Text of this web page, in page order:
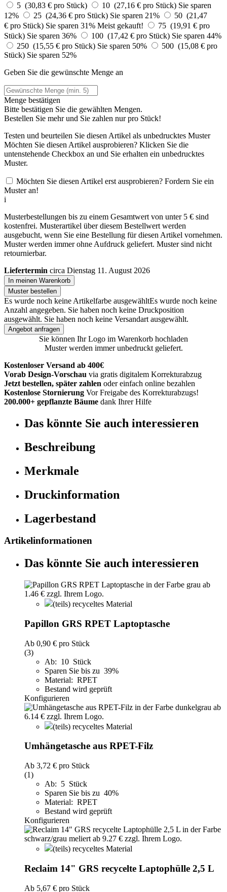
5 (30,83 € pro Stück)
10 (27,16 € pro Stück) Sie sparen
12%
25 (24,36 € pro Stück) Sie sparen 21%
50 (21,47
€ pro Stück) Sie sparen 31% Meist gekauft!
75 (19,91 € pro
Stück) Sie sparen 36% 100 (17,42 € pro Stück) Sie sparen 44%
250 (15,55 € pro Stück) Sie sparen 50%
500 (15,08 € pro
Stück) Sie sparen 52%
Geben Sie die gewünschte Menge an
Menge bestätigen
Bitte bestätigen Sie die gewählten Mengen.
Bestellen Sie mehr und Sie zahlen nurpro Stück!
Testen und beurteilen Sie diesen Artikel als unbedrucktes Muster
Möchten Sie diesen Artikel ausprobieren? Klicken Sie die
untenstehende Checkbox an und Sie erhalten ein unbedrucktes
Muster.
Möchten Sie diesen Artikel erst ausprobieren? Fordern Sie ein
Muster an!
i
Musterbestellungen bis zu einem Gesamtwert von unter 5 € sind
kostenfrei. Musterartikel über diesem Bestellwert werden
ausgebucht, wenn Sie eine Bestellung für diesen Artikel vornehmen.
Muster werden immer ohne Aufdruck geliefert. Muster sind nicht
retournierbar.
Liefertermin circa Dienstag 11. August 2026
In meinen Warenkorb
Muster bestellen
Es wurde noch keine Artikelfarbe ausgewähltEs wurde noch keine
Anzahl angegeben. Sie haben noch keine Druckposition
ausgewählt. Sie haben noch keine Versandart ausgewählt.
Angebot anfragen
Sie können Ihr Logo im Warenkorb hochladen
Muster werden immer unbedruckt geliefert.
Kostenloser Versand ab 400€
Vorab Design-Vorschau via gratis digitalem Korrekturabzug
Jetzt bestellen, später zahlen oder einfach online bezahlen
Kostenlose Stornierung Vor Freigabe des Korrekturabzugs!
200.000+ gepflanzte Bäume dank Ihrer Hilfe
Das könnte Sie auch interessieren
Beschreibung
Merkmale
Druckinformation
Lagerbestand
Artikelinformationen
Das könnte Sie auch interessieren
(teils) recyceltes Material
Papillon GRS RPET Laptoptasche
Ab 0,90 € pro Stück
(3)
Ab: 10 Stück
Sparen Sie bis zu 39%
Material: RPET
Bestand wird geprüft
Konfigurieren
(teils) recyceltes Material
Umhängetasche aus RPET-Filz
Ab 3,72 € pro Stück
(1)
Ab: 5 Stück
Sparen Sie bis zu 40%
Material: RPET
Bestand wird geprüft
Konfigurieren
(teils) recyceltes Material
Reclaim 14" GRS recycelte Laptophülle 2,5 L
Ab 5,67 € pro Stück